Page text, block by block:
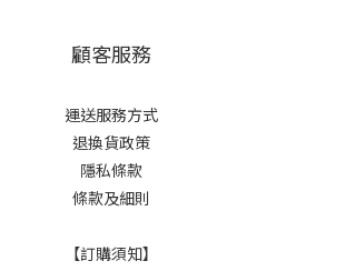
顧客服務
運送服務方式
退換貨政策
隱私條款
條款及細則
【訂購須知】